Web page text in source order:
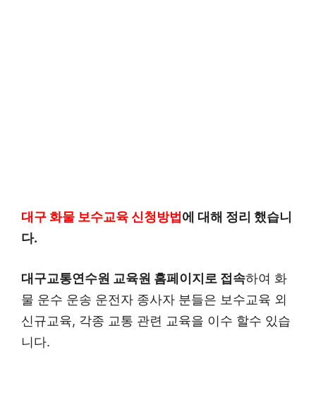
대구 화물 보수교육 신청방법 에 대해 정리 했습니
다.
대구교통연수원 교육원 홈페이지로 접속하여 화
물 운수 운송 운전자 종사자 분들은 보수교육 외
신규교육, 각종 교통 관련 교육을 이수 할수 있습
니다.